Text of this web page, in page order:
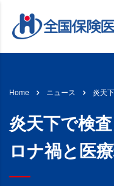
Home ニュース 炎天
炎天下で検
ロナ禍と医